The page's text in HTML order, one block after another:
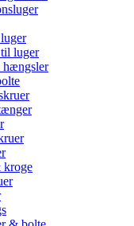
luger
hængsler